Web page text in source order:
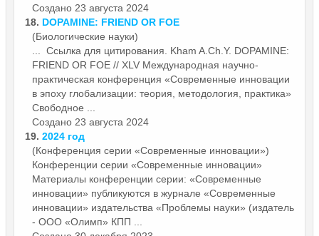
Создано 23 августа 2024
18. DOPAMINE: FRIEND OR FOE
(Биологические науки)
... Ссылка для цитирования. Kham A.Ch.Y. DOPAMINE:
FRIEND OR FOE // XLV Международная научно-
практическая конференция «Современные инновации
в эпоху глобализации: теория, методология, практика»
Свободное ...
Создано 23 августа 2024
19. 2024 год
(Конференция серии «Современные инновации»)
Конференции серии «Современные инновации»
Материалы конференции серии: «Современные
инновации» публикуются в журнале «Современные
инновации» издательства «Проблемы науки» (издатель
- ООО «Олимп» КПП ...